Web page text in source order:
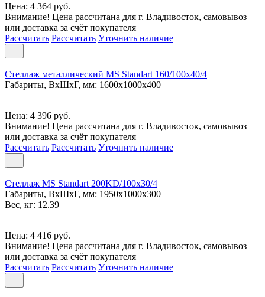
Цена: 4 364 руб.
Внимание! Цена рассчитана для г. Владивосток, самовывоз
или доставка за счёт покупателя
Рассчитать Рассчитать Уточнить наличие
Стеллаж металлический MS Standart 160/100x40/4
Габариты, ВxШxГ, мм: 1600x1000x400
Цена: 4 396 руб.
Внимание! Цена рассчитана для г. Владивосток, самовывоз
или доставка за счёт покупателя
Рассчитать Рассчитать Уточнить наличие
Стеллаж MS Standart 200KD/100x30/4
Габариты, ВxШxГ, мм: 1950x1000x300
Вес, кг: 12.39
Цена: 4 416 руб.
Внимание! Цена рассчитана для г. Владивосток, самовывоз
или доставка за счёт покупателя
Рассчитать Рассчитать Уточнить наличие